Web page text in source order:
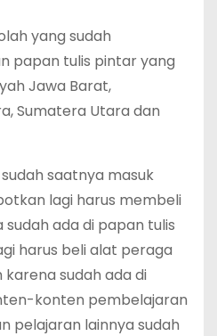
yang sudah
papan tulis pintar yang
Jawa Barat,
Sumatera Utara dan
saatnya masuk
lagi harus membeli
ada di papan tulis
harus beli alat peraga
sudah ada di
konten pembelajaran
pelajaran lainnya sudah